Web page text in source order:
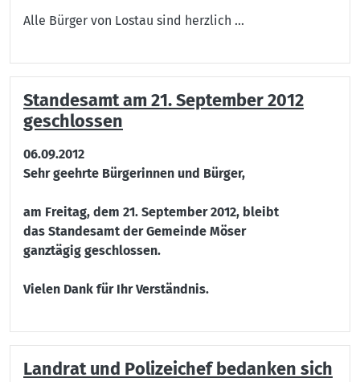
Alle Bürger von Lostau sind herzlich ...
Standesamt am 21. September 2012
geschlossen
06.09.2012
Sehr geehrte Bürgerinnen und Bürger,
am Freitag, dem 21. September 2012, bleibt
das Standesamt der Gemeinde Möser
ganztägig geschlossen.
Vielen Dank für Ihr Verständnis.
Landrat und Polizeichef bedanken sich